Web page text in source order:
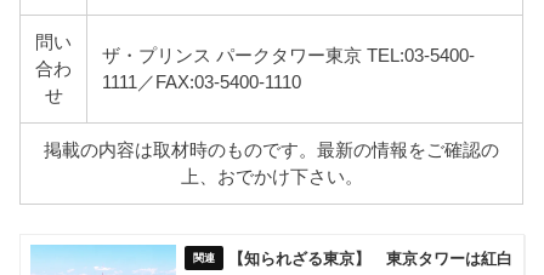
問い
合わ
せ
ザ・プリンス パークタワー東京 TEL:03-5400-
1111／FAX:03-5400-1110
掲載の内容は取材時のものです。最新の情報をご確認の
上、おでかけ下さい。
【知られざる東京】 東京タワーは紅白